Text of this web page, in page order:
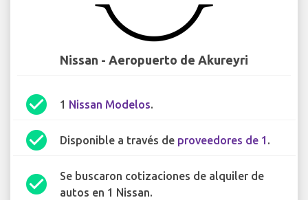
Nissan - Aeropuerto de Akureyri
check_circle 1 Nissan Modelos.
check_circle Disponible a través de proveedores de 1 .
check_circle
Se buscaron cotizaciones de alquiler de
autos en 1 Nissan.